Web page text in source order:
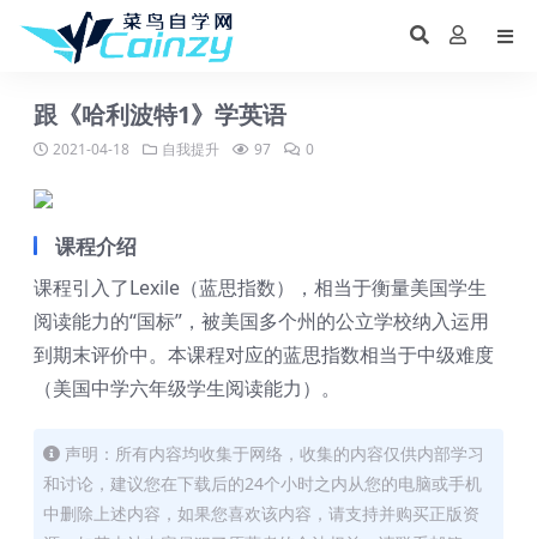
跟《哈利波特1》学英语
2021-04-18 自我提升 97 0
课程介绍
课程引入了Lexile（蓝思指数），相当于衡量美国学生
阅读能力的“国标”，被美国多个州的公立学校纳入运用
到期末评价中。本课程对应的蓝思指数相当于中级难度
（美国中学六年级学生阅读能力）。
声明：所有内容均收集于网络，收集的内容仅供内部学习
和讨论，建议您在下载后的24个小时之内从您的电脑或手机
中删除上述内容，如果您喜欢该内容，请支持并购买正版资